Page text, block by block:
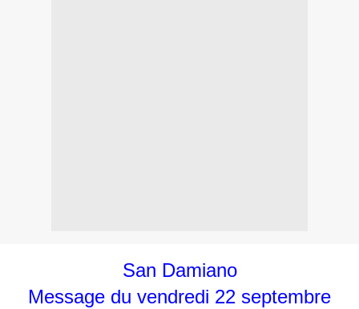
San Damiano
Message du vendredi 22 septembre